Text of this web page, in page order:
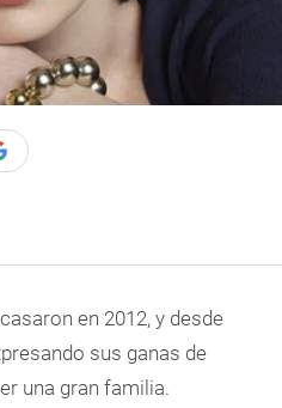
en 2012, y desde
sus ganas de
una gran familia.